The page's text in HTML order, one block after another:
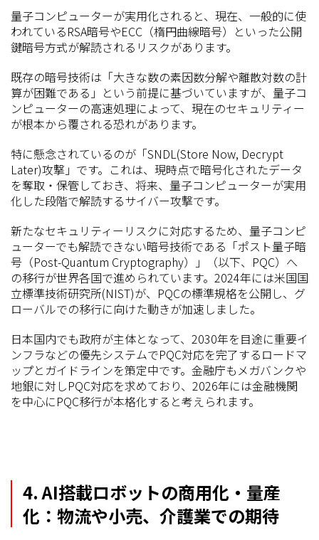
量子コンピューターが実用化されると、現在、一般的に使
われているRSA暗号やECC（楕円曲線暗号）といった公開
鍵暗号方式が解読されるリスクがあります。
既存の暗号技術は「大きな数の素因数分解や離散対数の計
算が困難である」という前提に基づいていますが、量子コ
ンピューターの高速処理によって、現在のセキュリティー
が根本から覆される恐れがあります。
特に懸念されているのが「SNDL(Store Now, Decrypt
Later)攻撃」です。これは、現時点で暗号化されたデータ
を奪取・保管しておき、将来、量子コンピューターが実用
化した段階で解読するサイバー攻撃です。
新たなセキュリティーリスクに対応するため、量子コンピ
ューターでも解読できない暗号技術である「ポスト量子暗
号（Post-Quantum Cryptography）」（以下、PQC）へ
の移行が世界各国で進められています。2024年には米国国
立標準技術研究所(NIST)が、PQCの標準規格を公開し、グ
ローバルでの移行に向けた動きが加速しました。
日本国内でも政府が主体となって、2030年を目途に重要イ
ンフラなどの優先システムでPQC対応を完了するロードマ
ップとガイドラインを策定中です。金融庁もメガバンクや
地銀に対しPQC対応を求めており、2026年には金融機関
を中心にPQC移行が本格化すると考えられます。
4. AI搭載ロボットの商用化・量産
化：物流や小売、介護業での期待